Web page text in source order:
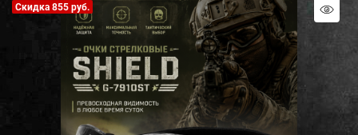
Скидка 855 руб.